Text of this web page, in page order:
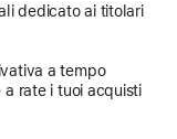
dedicato ai titolari
a tempo
rate i tuoi acquisti